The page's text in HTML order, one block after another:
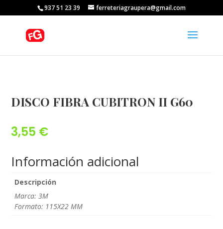
937 51 23 39 ferreteriagraupera@gmail.com
DISCO FIBRA CUBITRON II G60
3,55 €
Información adicional
Descripción
Marca: 3M
Formato: 115X22 MM